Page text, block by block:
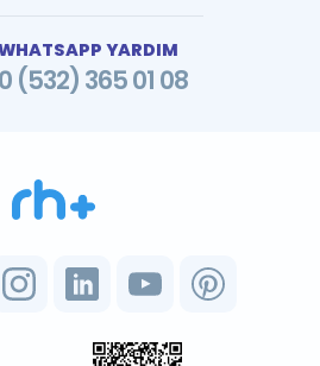
YARDIM
0 (532) 365 01 08